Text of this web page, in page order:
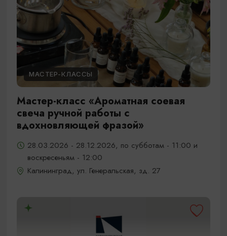
МАСТЕР-КЛАССЫ
Мастер-класс «Ароматная соевая
свеча ручной работы с
вдохновляющей фразой»
28.03.2026 - 28.12.2026, по субботам - 11:00 и
воскресеньям - 12:00
Калининград, ул. Генеральская, зд. 27